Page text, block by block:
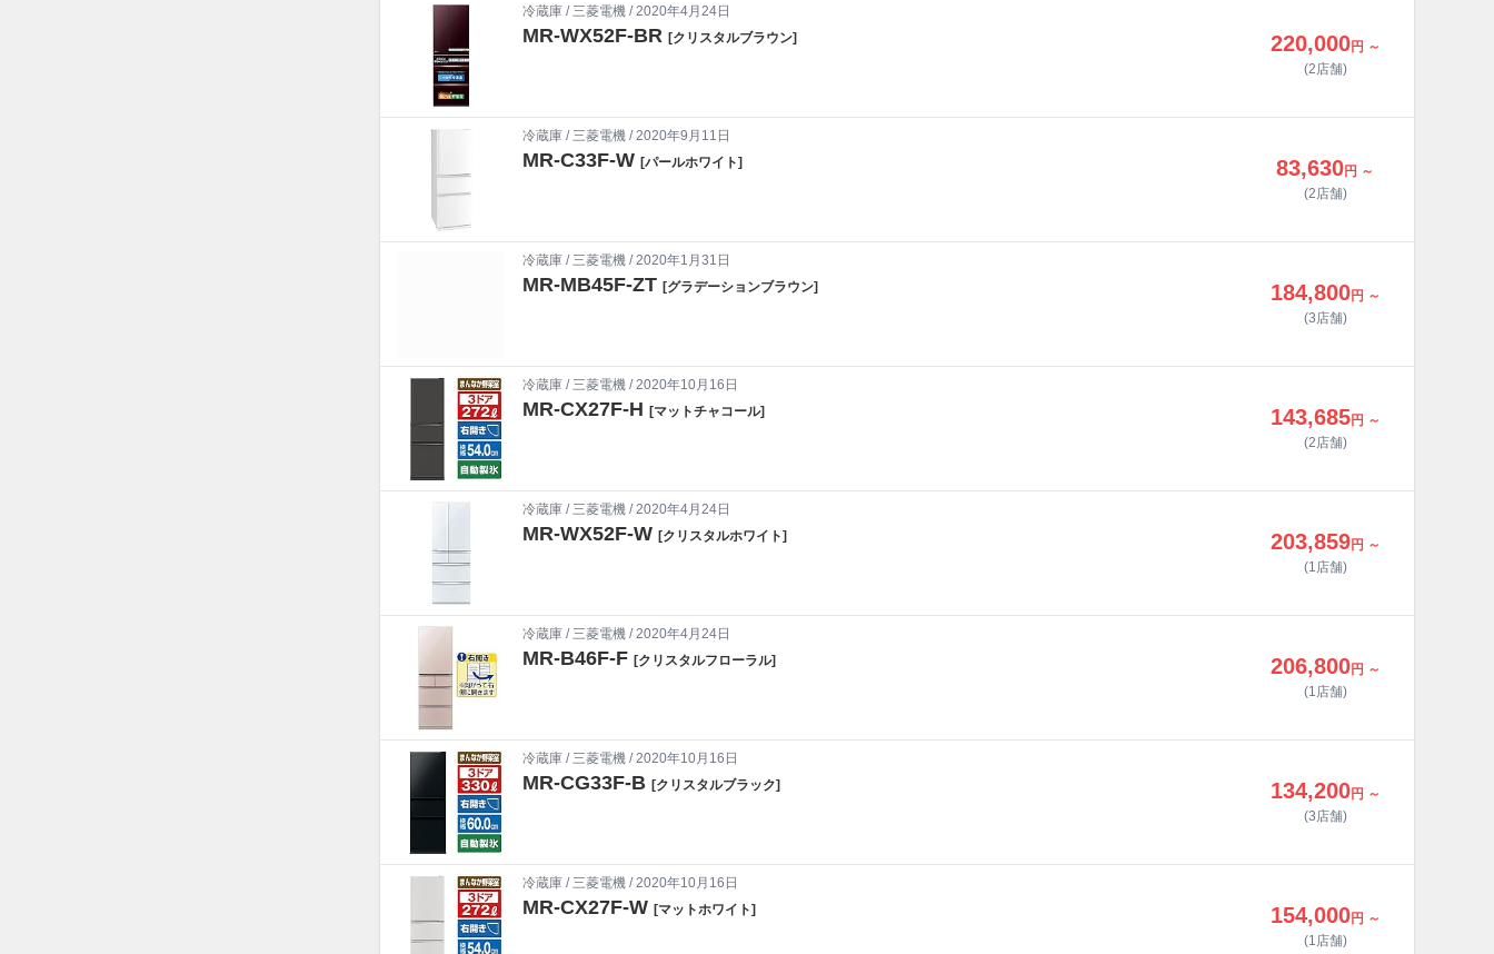
冷蔵庫 / 三菱電機 / 2020年4月24日
MR-WX52F-BR [クリスタルブラウン] 220,000円 ～
(2店舗)
冷蔵庫 / 三菱電機 / 2020年9月11日
MR-C33F-W [パールホワイト] 83,630円 ～
(2店舗)
冷蔵庫 / 三菱電機 / 2020年1月31日
MR-MB45F-ZT [グラデーションブラウン] 184,800円 ～
(3店舗)
冷蔵庫 / 三菱電機 / 2020年10月16日
MR-CX27F-H [マットチャコール] 143,685円 ～
(2店舗)
冷蔵庫 / 三菱電機 / 2020年4月24日
MR-WX52F-W [クリスタルホワイト] 203,859円 ～
(1店舗)
冷蔵庫 / 三菱電機 / 2020年4月24日
MR-B46F-F [クリスタルフローラル] 206,800円 ～
(1店舗)
冷蔵庫 / 三菱電機 / 2020年10月16日
MR-CG33F-B [クリスタルブラック] 134,200円 ～
(3店舗)
冷蔵庫 / 三菱電機 / 2020年10月16日
MR-CX27F-W [マットホワイト] 154,000円 ～
(1店舗)